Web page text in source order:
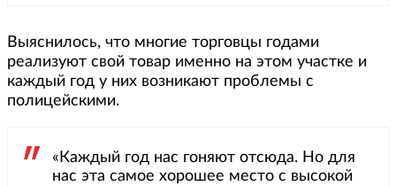
Выяснилось, что многие торговцы годами
реализуют свой товар именно на этом участке и
каждый год у них возникают проблемы с
полицейскими.
«Каждый год нас гоняют отсюда. Но для
нас эта самое хорошее место с высокой